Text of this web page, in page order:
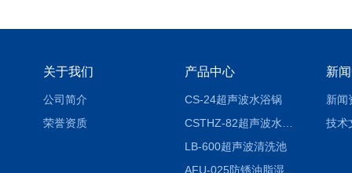
关于我们
公司简介
荣誉资质
产品中心
CS-24超声波水浴锅
LB-600超声波清洗池
新
新闻
技术